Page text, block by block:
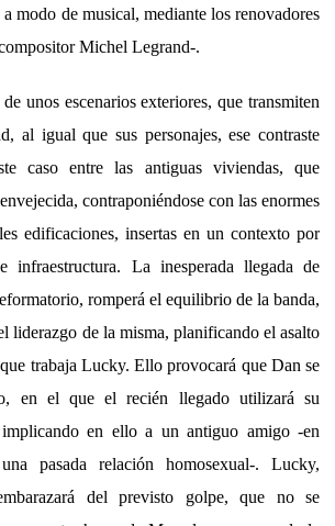
modo de musical, mediante los renovadores
Michel Legrand-.
unos escenarios exteriores, que transmiten
al igual que sus personajes, ese contraste
caso entre las antiguas viviendas, que
contraponiéndose con las enormes
edificaciones, insertas en un contexto por
infraestructura. La inesperada llegada de
romperá el equilibrio de la banda,
liderazgo de la misma, planificando el asalto
trabaja Lucky. Ello provocará que Dan se
en el que el recién llegado utilizará su
en ello a un antiguo amigo -en
pasada relación homosexual-. Lucky,
del previsto golpe, que no se